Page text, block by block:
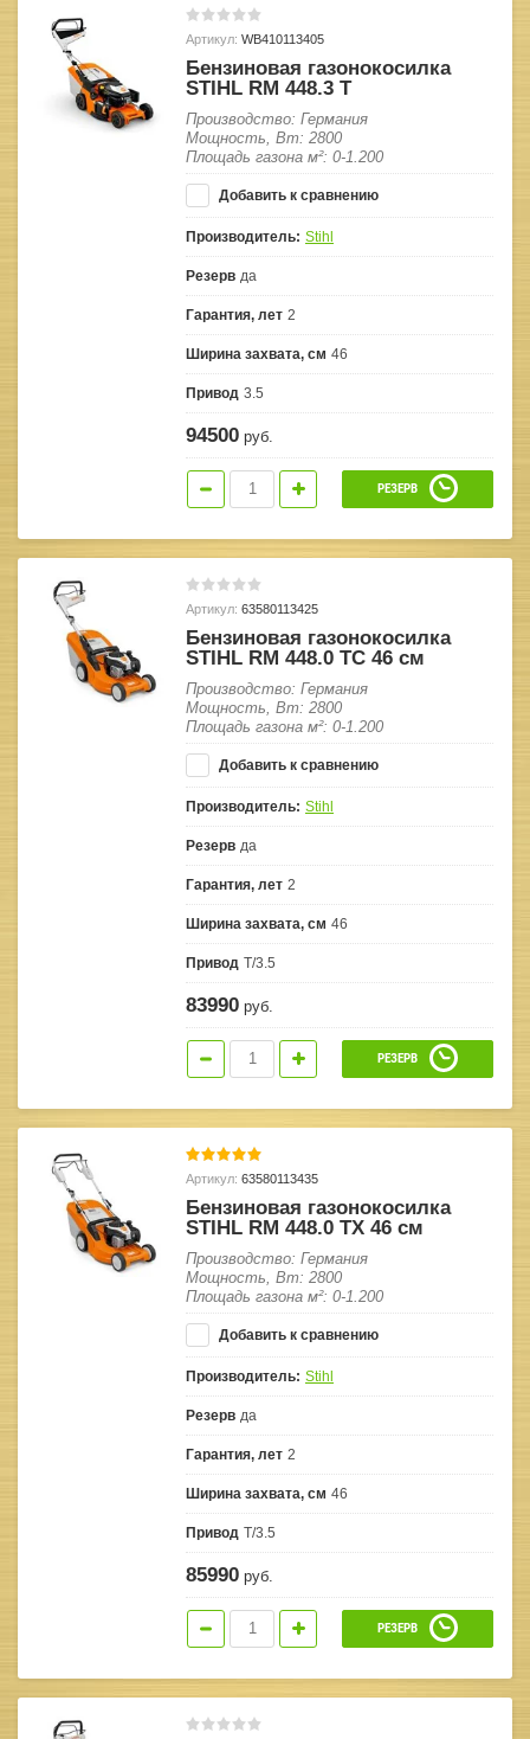
Артикул: WB410113405
Бензиновая газонокосилка
STIHL RM 448.3 T
Производство: Германия
Мощность, Вт: 2800
Площадь газона м²: 0-1.200
Добавить к сравнению
Производитель: Stihl
Резерв да
Гарантия, лет 2
Ширина захвата, см 46
Привод 3.5
94500 руб.
РЕЗЕРВ
Артикул: 63580113425
Бензиновая газонокосилка
STIHL RM 448.0 ТC 46 см
Производство: Германия
Мощность, Вт: 2800
Площадь газона м²: 0-1.200
Добавить к сравнению
Производитель: Stihl
Резерв да
Гарантия, лет 2
Ширина захвата, см 46
Привод T/3.5
83990 руб.
РЕЗЕРВ
Артикул: 63580113435
Бензиновая газонокосилка
STIHL RM 448.0 ТX 46 см
Производство: Германия
Мощность, Вт: 2800
Площадь газона м²: 0-1.200
Добавить к сравнению
Производитель: Stihl
Резерв да
Гарантия, лет 2
Ширина захвата, см 46
Привод T/3.5
85990 руб.
РЕЗЕРВ